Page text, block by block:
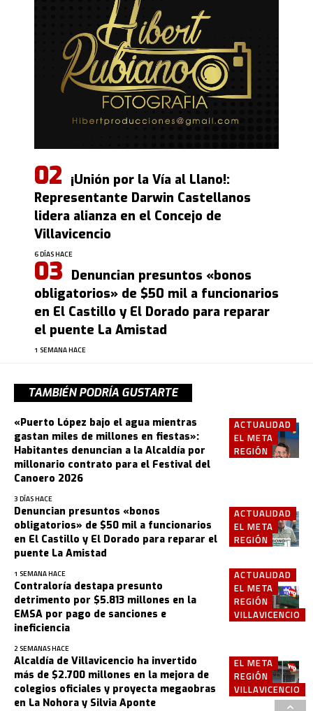
¡Unión por la Vía al Llano!:
Representante Darwin Castellanos
lidera alianza en el Concejo de
Villavicencio
6 DÍAS HACE
Denuncian presuntos «bonos
obligatorios» de $50 mil a funcionarios
en El Castillo y El Dorado para reparar
el puente La Amistad
1 SEMANA HACE
TAMBIÉN PODRÍA GUSTARTE
ACTUALIDAD
EL META
REGIÓN
«Puerto López bajo el agua mientras
gastan miles de millones en fiestas»:
Habitantes denuncian a la Alcaldía por
millonario contrato para el Festival del
Canoero 2026
3 DÍAS HACE
ACTUALIDAD
EL META
REGIÓN
Denuncian presuntos «bonos
obligatorios» de $50 mil a funcionarios
en El Castillo y El Dorado para reparar el
puente La Amistad
1 SEMANA HACE
ACTUALIDAD
EL META
REGIÓN
VILLAVICENCIO
Contraloría destapa presunto
detrimento por $5.813 millones en la
EMSA por pago de sanciones e
ineficiencia
2 SEMANAS HACE
EL META
REGIÓN
VILLAVICENCIO
Alcaldía de Villavicencio ha invertido
más de $2.700 millones en la mejora de
colegios oficiales y proyecta megaobras
en La Nohora y Silvia Aponte